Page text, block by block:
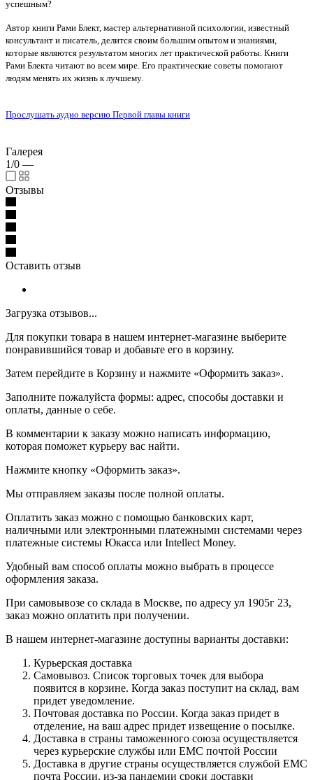
успешным?
Автор книги Рами Блект, мастер альтернативной психологии, известный
консультант и писатель, делится своим большим опытом и знаниями,
которые являются результатом многих лет практической работы. Книги
Рами Блекта читают во всем мире. Его практические советы помогают
людям менять их жизнь к лучшему.
Прослушать аудио версию Первой главы книги
Галерея
1/0 —
Отзывы
Оставить отзыв
Загрузка отзывов...
Для покупки товара в нашем интернет-магазине выберите
понравившийся товар и добавьте его в корзину.
Затем перейдите в Корзину и нажмите «Оформить заказ».
Заполните пожалуйста формы: адрес, способы доставки и
оплаты, данные о себе.
В комментарии к заказу можно написать информацию,
которая поможет курьеру вас найти.
Нажмите кнопку «Оформить заказ».
Мы отправляем заказы после полной оплаты.
Оплатить заказ можно с помощью банковских карт,
наличными или электронными платежными системами через
платежные системы Юкасса или Intellect Money.
Удобный вам способ оплаты можно выбрать в процессе
оформления заказа.
При самовывозе со склада в Москве, по адресу ул 1905г 23,
заказ можно оплатить при получении.
В нашем интернет-магазине доступны варианты доставки:
Курьерская доставка
Самовывоз. Список торговых точек для выбора
появится в корзине. Когда заказ поступит на склад, вам
придет уведомление.
Почтовая доставка по России. Когда заказ придет в
отделение, на ваш адрес придет извещение о посылке.
Доставка в страны таможенного союза осуществляется
через курьерские службы или ЕМС почтой России
Доставка в другие страны осуществляется службой ЕМС
почта России, из-за пандемии сроки доставки